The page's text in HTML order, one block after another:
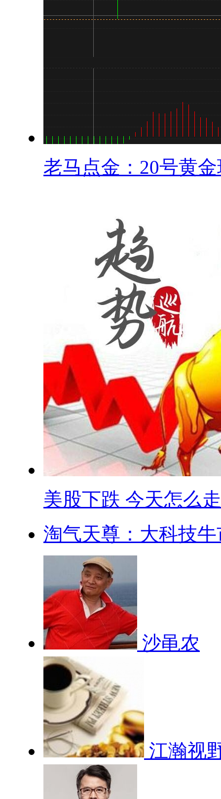
老马点金：20号黄金
美股下跌 今天怎么
淘气天尊：大科技
沙黾农
江瀚视